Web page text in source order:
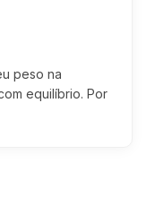
peso na
equilíbrio. Por